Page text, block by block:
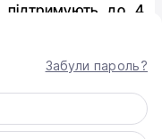
підтримують до 4
Забули пароль?